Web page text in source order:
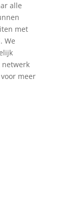
alle
met
We
meer